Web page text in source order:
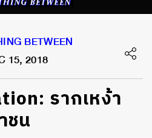
BETWEEN
15, 2018
รากเหง้า
ชน